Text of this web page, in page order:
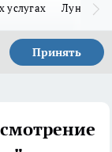
услугах Лунно-
Принять